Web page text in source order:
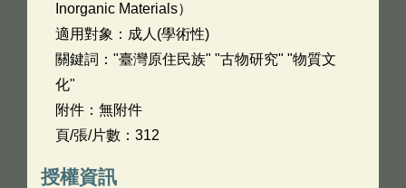
Inorganic Materials）
適用對象：成人(學術性)
關鍵詞："臺灣原住民族" "古物研究" "物質文
化"
附件：無附件
頁/張/片數：312
授權資訊